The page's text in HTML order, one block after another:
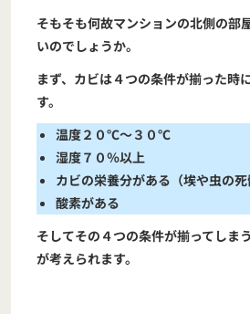
そもそも何故マンションの北側の部
いのでしょうか。
まず、カビは４つの条件が揃った時
す。
温度２０℃～３０℃
湿度７０％以上
カビの栄養分がある（埃や虫の死
酸素がある
そしてその４つの条件が揃ってしま
が考えられます。